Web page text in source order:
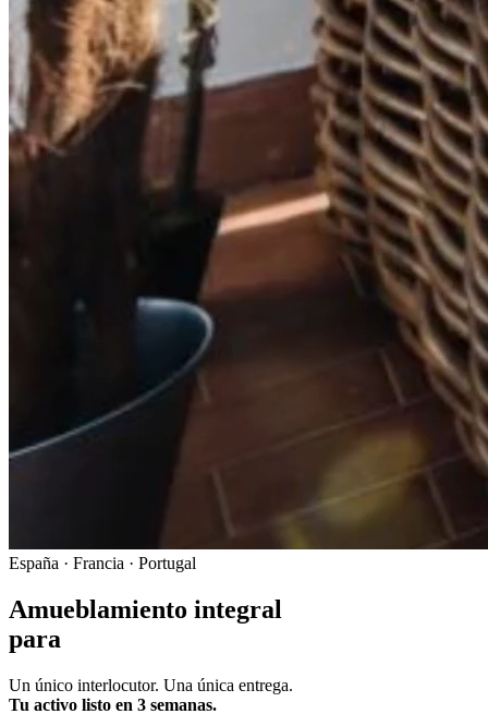
España · Francia · Portugal
Amueblamiento integral
para
Un único interlocutor. Una única entrega.
Tu activo listo en 3 semanas.